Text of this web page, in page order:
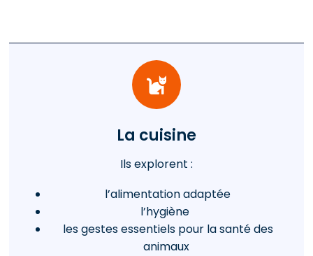
La cuisine
Ils explorent :
l’alimentation adaptée
l’hygiène
les gestes essentiels pour la santé des
animaux